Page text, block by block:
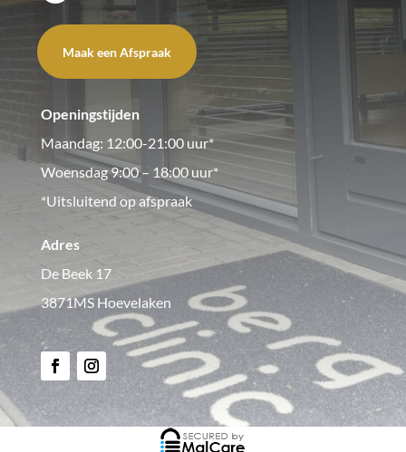
Maak een Afspraak
Openingstijden
Maandag: 12:00-21:00 uur*
Woensdag 9:00 – 18:00 uur*
*Uitsluitend op afspraak
Adres
De Beek 17
3871MS Hoevelaken